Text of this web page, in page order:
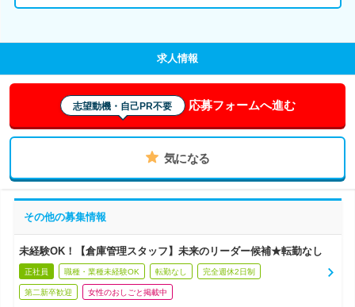
求人情報
志望動機・自己PR不要 応募フォームへ進む
気になる
その他の募集情報
未経験OK！【倉庫管理スタッフ】未来のリーダー候補★転勤なし
正社員 職種・業種未経験OK 転勤なし 完全週休2日制
第二新卒歓迎 女性のおしごと掲載中